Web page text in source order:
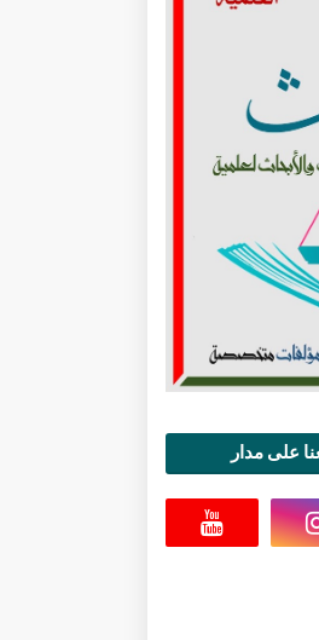
على مدار